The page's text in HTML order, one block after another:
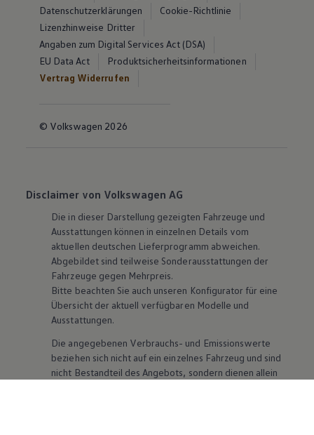
Datenschutzerklärungen
Cookie-Richtlinie
Lizenzhinweise Dritter
Angaben zum Digital Services Act (DSA)
EU Data Act
Produktsicherheitsinformationen
Vertrag Widerrufen
© Volkswagen 2026
Disclaimer von Volkswagen AG
Die in dieser Darstellung gezeigten Fahrzeuge und
Ausstattungen können in einzelnen Details vom
aktuellen deutschen Lieferprogramm abweichen.
Abgebildet sind teilweise Sonderausstattungen der
Fahrzeuge gegen Mehrpreis.
Bitte beachten Sie auch unseren Konfigurator für eine
Übersicht der aktuell verfügbaren Modelle und
Ausstattungen.
Die angegebenen Verbrauchs- und Emissionswerte
beziehen sich nicht auf ein einzelnes Fahrzeug und sind
nicht Bestandteil des Angebots, sondern dienen allein